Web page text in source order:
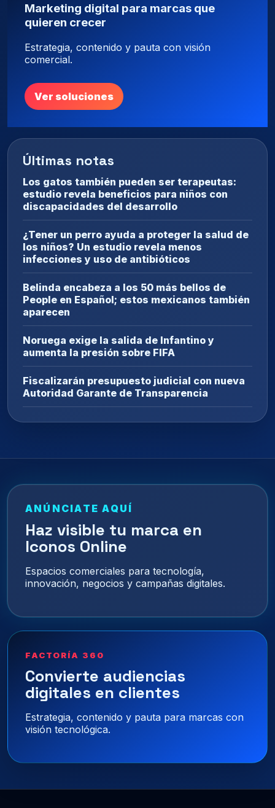
Marketing digital para marcas que
quieren crecer
Estrategia, contenido y pauta con visión
comercial.
Ver soluciones
Últimas notas
Los gatos también pueden ser terapeutas:
estudio revela beneficios para niños con
discapacidades del desarrollo
¿Tener un perro ayuda a proteger la salud de
los niños? Un estudio revela menos
infecciones y uso de antibióticos
Belinda encabeza a los 50 más bellos de
People en Español; estos mexicanos también
aparecen
Noruega exige la salida de Infantino y
aumenta la presión sobre FIFA
Fiscalizarán presupuesto judicial con nueva
Autoridad Garante de Transparencia
ANÚNCIATE AQUÍ
Haz visible tu marca en
Iconos Online
Espacios comerciales para tecnología,
innovación, negocios y campañas digitales.
FACTORÍA 360
Convierte audiencias
digitales en clientes
Estrategia, contenido y pauta para marcas con
visión tecnológica.